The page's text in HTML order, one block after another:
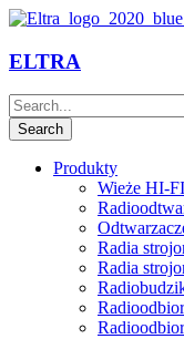
ELTRA
Produkty
Wieże HI-FI
Radia
Radia